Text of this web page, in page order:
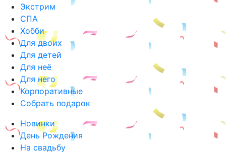
Экстрим
СПА
Хобби
Для двоих
Для детей
Для неё
Для него
Корпоративные
Собрать подарок
Новинки
День Рождения
На свадьбу